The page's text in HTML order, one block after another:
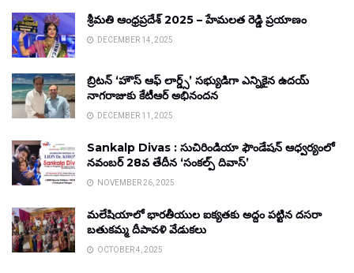
శ్రీమతి ఆంధ్రప్రదేశ్ 2025 – హేమలత రెడ్డి ప్రయాణం
DECEMBER 14, 2025
బ్రిటన్ ‘హౌస్ ఆఫ్ లార్డ్స్’ సభ్యుడిగా ఎన్నికైన ఉదయ్
నాగరాజుకు కేటీఆర్ అభినందన
DECEMBER 11, 2025
Sankalp Divas : సుచిరిండియా ఫౌండేషన్ ఆధ్వర్యంలో
నవంబర్ 28వ తేదీన ‘సంకల్ప్ దివాస్’
NOVEMBER 26, 2025
మలేషియాలో భారతీయుల ఐక్యతకు అద్దం పట్టిన దసరా
బతుకమ్మ దీపావళి వేడుకలు
OCTOBER 4, 2025